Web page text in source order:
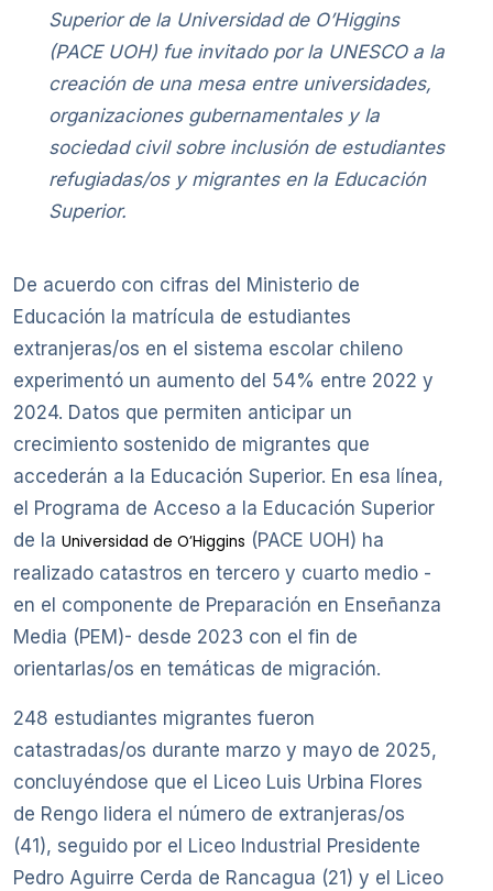
Superior de la Universidad de O’Higgins
(PACE UOH) fue invitado por la UNESCO a la
creación de una mesa entre universidades,
organizaciones gubernamentales y la
sociedad civil sobre inclusión de estudiantes
refugiadas/os y migrantes en la Educación
Superior.
De acuerdo con cifras del Ministerio de
Educación la matrícula de estudiantes
extranjeras/os en el sistema escolar chileno
experimentó un aumento del 54% entre 2022 y
2024. Datos que permiten anticipar un
crecimiento sostenido de migrantes que
accederán a la Educación Superior. En esa línea,
el Programa de Acceso a la Educación Superior
de la Universidad de O’Higgins (PACE UOH) ha
realizado catastros en tercero y cuarto medio -
en el componente de Preparación en Enseñanza
Media (PEM)- desde 2023 con el fin de
orientarlas/os en temáticas de migración.
248 estudiantes migrantes fueron
catastradas/os durante marzo y mayo de 2025,
concluyéndose que el Liceo Luis Urbina Flores
de Rengo lidera el número de extranjeras/os
(41), seguido por el Liceo Industrial Presidente
Pedro Aguirre Cerda de Rancagua (21) y el Liceo